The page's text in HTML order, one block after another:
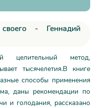
- Геннадий
целительный метод,
тысячелетия.В книге
способы применения
даны рекомендации по
и голодания, рассказано